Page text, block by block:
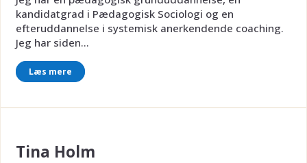
kandidatgrad i Pædagogisk Sociologi og en
efteruddannelse i systemisk anerkendende coaching.
Jeg har siden...
Læs mere
Tina Holm